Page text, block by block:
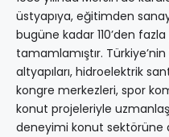
üstyapıya, eğitimden
bugüne kadar 110’den
tamamlamıştır.
altyapıları, hidroelektrik
kongre merkezleri, spor
konut projeleriyle
deneyimi konut sektörüne